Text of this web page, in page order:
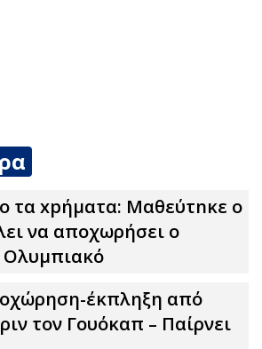
τα xpήματα: Μαθεύτnκε ο
να αποχωρήσει ο
έκπληξη από
τον Γουόκαπ – Παίρνει